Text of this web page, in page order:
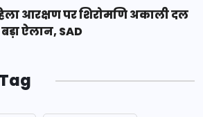
आरक्षण पर शिरोमणि अकाली दल
ऐलान, SAD